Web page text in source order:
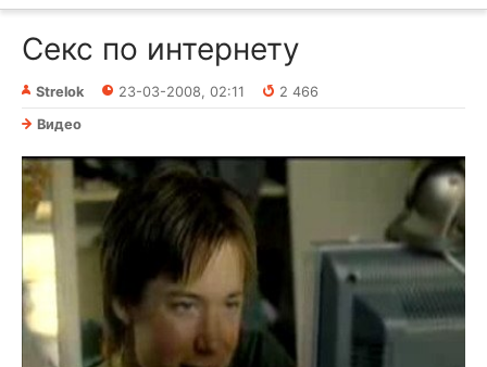
Секс по интернету
Strelok 23-03-2008, 02:11
2 466
Видео